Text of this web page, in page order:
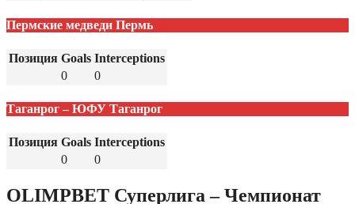
Пермские медведи Пермь
Позиция Goals Interceptions
0
0
Таганрог – ЮФУ Таганрог
Позиция Goals Interceptions
0
0
OLIMPBET Суперлига – Чемпионат